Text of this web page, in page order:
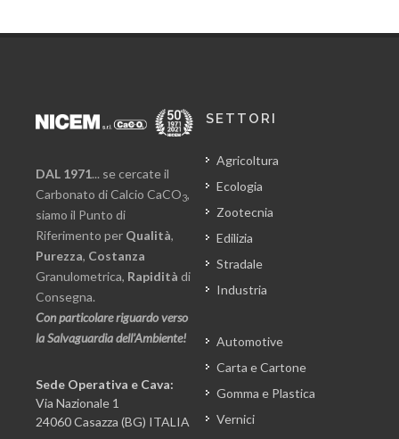
DAL 1971... se cercate il
Carbonato di Calcio CaCO3,
siamo il Punto di
Riferimento per Qualità,
Purezza, Costanza
Granulometrica, Rapidità di
Consegna.
Con particolare riguardo verso
la Salvaguardia dell’Ambiente!
Sede Operativa e Cava:
Via Nazionale 1
24060 Casazza (BG) ITALIA
SETTORI
Agricoltura
Ecologia
Zootecnia
Edilizia
Stradale
Industria
Automotive
Carta e Cartone
Gomma e Plastica
Vernici